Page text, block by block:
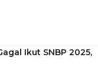
Ikut SNBP 2025,